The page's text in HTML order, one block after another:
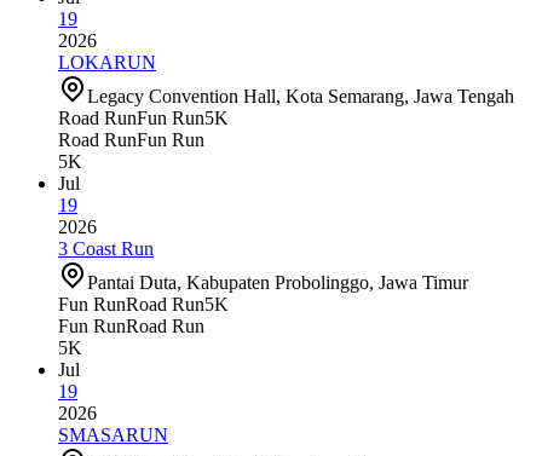
19
2026
LOKARUN
Legacy Convention Hall, Kota Semarang, Jawa Tengah
Road RunFun Run5K
Road RunFun Run
5K
Jul
19
2026
3 Coast Run
Pantai Duta, Kabupaten Probolinggo, Jawa Timur
Fun RunRoad Run5K
Fun RunRoad Run
5K
Jul
19
2026
SMASARUN